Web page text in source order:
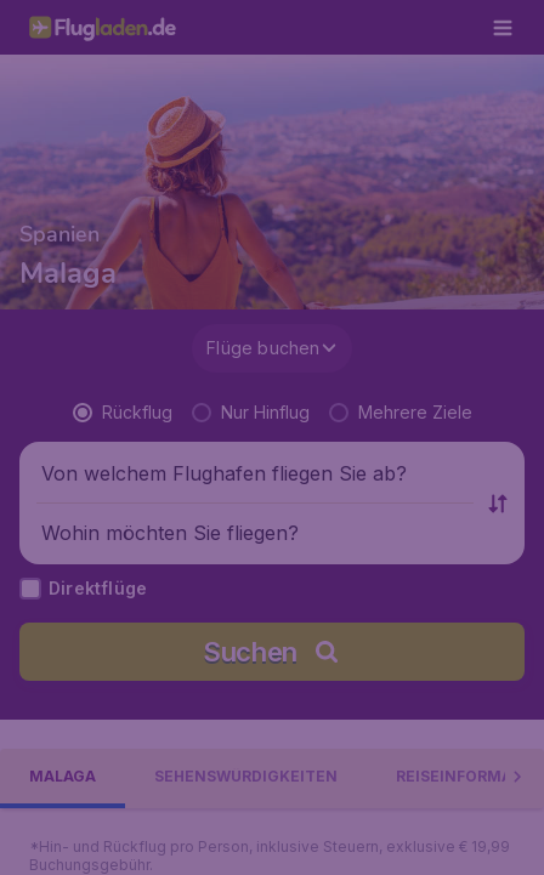
Spanien
Malaga
Flüge buchen
Rückflug Nur Hinflug Mehrere Ziele
Von welchem Flughafen fliegen Sie ab?
Wohin möchten Sie fliegen?
Direktflüge
Suchen
MALAGA SEHENSWÜRDIGKEITEN
*Hin- und Rückflug pro Person, inklusive Steuern, exklusive € 19,99
Buchungsgebühr.